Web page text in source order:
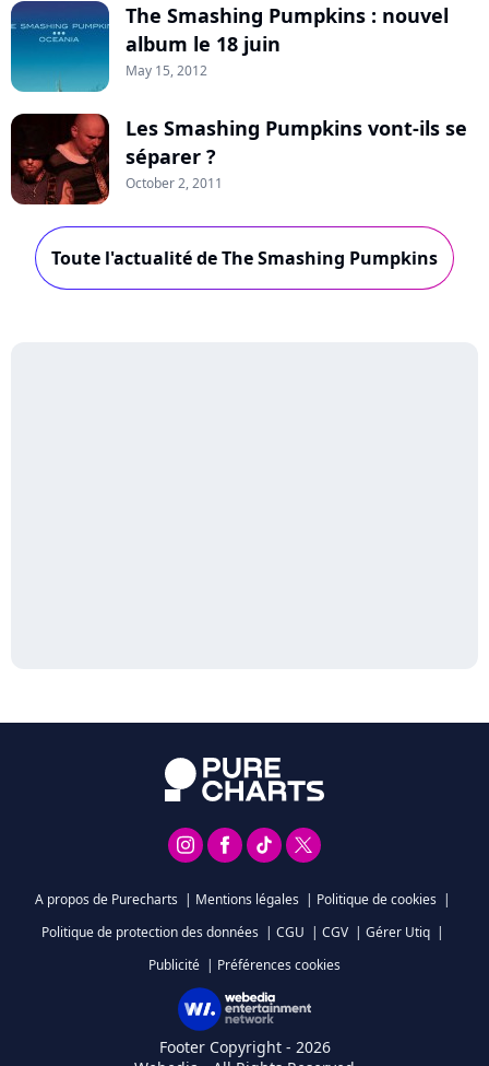
The Smashing Pumpkins : nouvel
album le 18 juin
May 15, 2012
Les Smashing Pumpkins vont-ils se
séparer ?
October 2, 2011
Toute l'actualité de The Smashing Pumpkins
A propos de Purecharts | Mentions légales | Politique de cookies |
Politique de protection des données | CGU | CGV | Gérer Utiq |
Publicité | Préférences cookies
Footer Copyright - 2026